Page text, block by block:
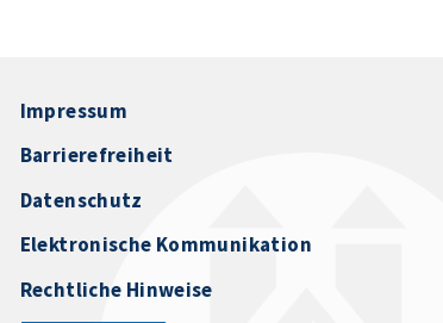
Impressum
Barrierefreiheit
Datenschutz
Elektronische Kommunikation
Rechtliche Hinweise